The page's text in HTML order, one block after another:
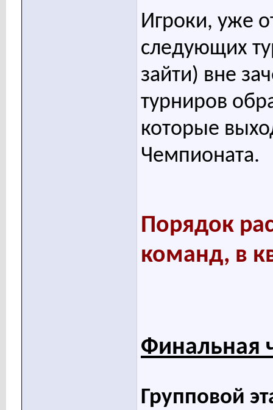
Игроки, уже
следующих
зайти) вне
турниров
которые
Чемпионата.
Порядок
команд, в
Финальная
Групповой